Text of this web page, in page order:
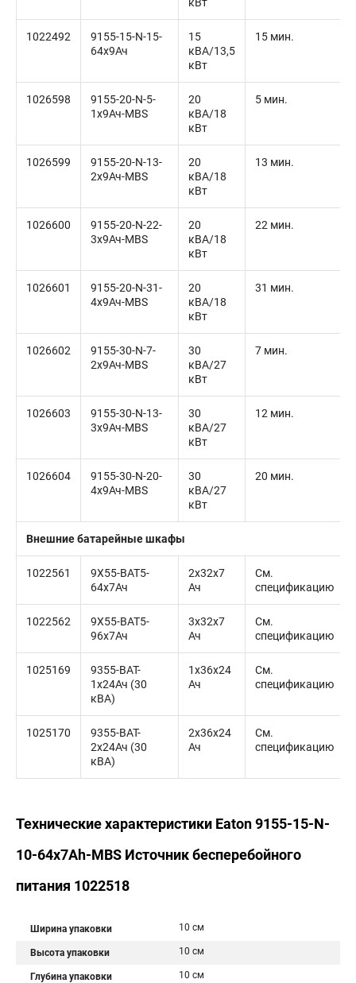
1022492
9155-15-N-15-
64x9Ач
15
кВА/13,5
кВт
15 мин.
1026598
9155-20-N-5-
1x9Ач-MBS
20
кВА/18
кВт
5 мин.
1026599
9155-20-N-13-
2x9Ач-MBS
20
кВА/18
кВт
13 мин.
1026600
9155-20-N-22-
3x9Ач-MBS
20
кВА/18
кВт
22 мин.
1026601
9155-20-N-31-
4x9Ач-MBS
20
кВА/18
кВт
31 мин.
1026602
9155-30-N-7-
2x9Ач-MBS
30
кВА/27
кВт
7 мин.
1026603
9155-30-N-13-
3x9Ач-MBS
30
кВА/27
кВт
12 мин.
1026604
9155-30-N-20-
4x9Ач-MBS
30
кВА/27
кВт
20 мин.
Внешние батарейные шкафы
1022561
9X55-BAT5-
64x7Ач
2x32x7
Ач
См.
спецификацию
1022562
9X55-BAT5-
96x7Ач
3x32x7
Ач
См.
спецификацию
1025169
9355-BAT-
1x24Ач (30
кВА)
1x36x24
Ач
См.
спецификацию
1025170
9355-BAT-
2x24Ач (30
кВА)
2x36x24
Ач
См.
спецификацию
Технические характеристики Eaton 9155-15-N-
10-64x7Ah-MBS Источник бесперебойного
питания 1022518
Ширина упаковки 10 см
Высота упаковки 10 см
Глубина упаковки 10 см